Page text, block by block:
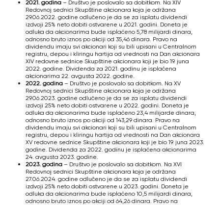
2021. godina – Društvo je poslovalo sa dobitkom. Na XIV
Redovnoj sednici Skupštine akcionara koja je održana
29.06.2022. godine odlučeno je da se za isplatu dividendi
izdvoji 25% neto dobiti ostvarene u 2021. godini. Doneta je
odluka da akcionarima bude isplaćeno 5,78 milijardi dinara,
odnosno bruto iznos po akciji od 35,46 dinara. Pravo na
dividendu imaju svi akcionari koji su bili upisani u Centralnom
registru, depou i kliringu hartija od vrednosti na Dan akcionara
XIV redovne sednice Skupštine akcionara koji je bio 19. juna
2022. godine. Dividenda za 2021. godinu je isplaćena
akcionarima 22. avgusta 2022. godine.
2022. godina – Društvo je poslovalo sa dobitkom. Na XV
Redovnoj sednici Skupštine akcionara koja je održana
29.06.2023. godine odlučeno je da se za isplatu dividendi
izdvoji 25% neto dobiti ostvarene u 2022. godini. Doneta je
odluka da akcionarima bude isplaćeno 23,4 milijardе dinara,
odnosno bruto iznos po akciji od 143,29 dinara. Pravo na
dividendu imaju svi akcionari koji su bili upisani u Centralnom
registru, depou i kliringu hartija od vrednosti na Dan akcionara
XV redovne sednice Skupštine akcionara koji je bio 19. juna 2023.
godine. Dividenda za 2022. godinu je isplaćena akcionarima
24. avgusta 2023. godine.
2023. godina – Društvo je poslovalo sa dobitkom. Na XVI
Redovnoj sednici Skupštine akcionara koja je održana
27.06.2024. godine odlučeno je da se za isplatu dividendi
izdvoji 25% neto dobiti ostvarene u 2023. godini. Doneta je
odluka da akcionarima bude isplaćeno 10,5 milijardi dinara,
odnosno bruto iznos po akciji od 64,26 dinara. Pravo na